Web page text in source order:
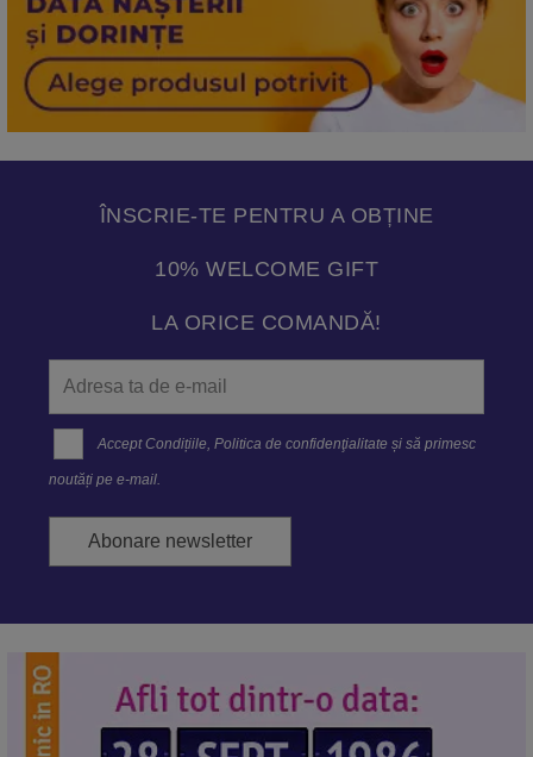
ÎNSCRIE-TE PENTRU A OBȚINE
10% WELCOME GIFT
LA ORICE COMANDĂ!
Accept Condițiile,Politica de confidenţialitate și să primesc
noutăți pe e-mail.
Abonare newsletter